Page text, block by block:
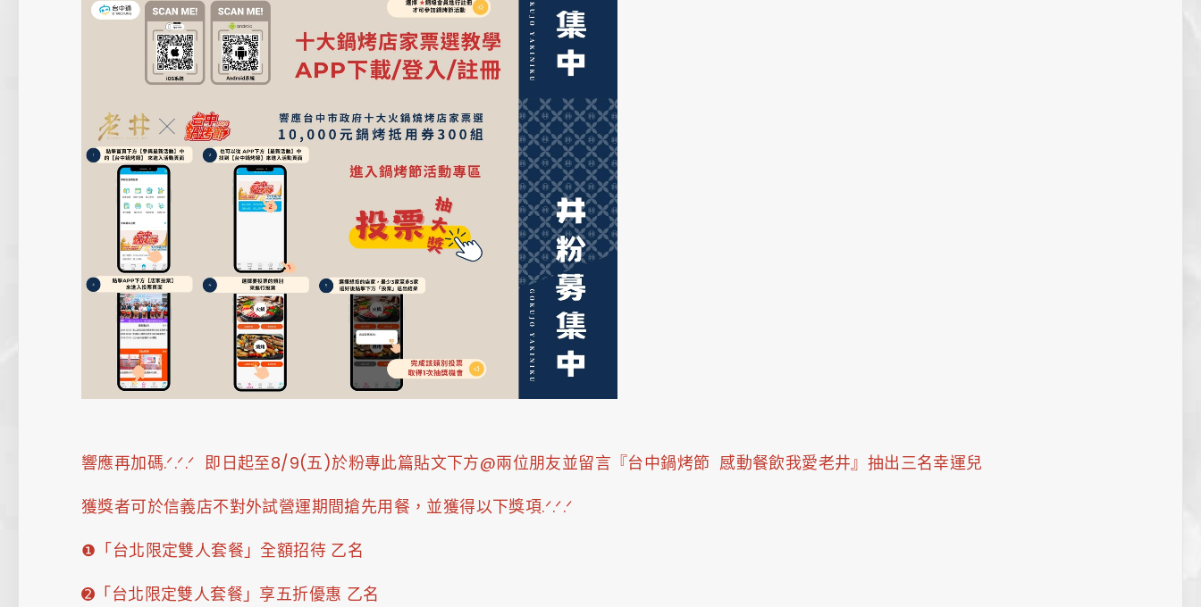
響應再加碼.ᐟ.ᐟ.ᐟ 即日起至8/9(五)於粉專此篇貼文下方@兩位朋友並留言『台中鍋烤節 感動餐飲我愛老井』抽出三名幸運兒
獲獎者可於信義店不對外試營運期間搶先用餐，並獲得以下獎項.ᐟ.ᐟ.ᐟ
❶「台北限定雙人套餐」全額招待 乙名
➋「台北限定雙人套餐」享五折優惠 乙名